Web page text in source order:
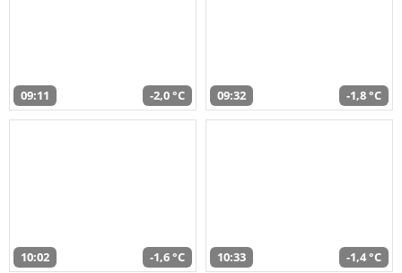
09:11 -2,0 °C 09:32 -1,8 °C
10:02 -1,6 °C 10:33 -1,4 °C